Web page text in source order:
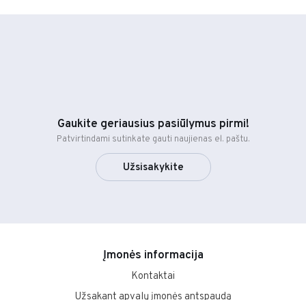
Gaukite geriausius pasiūlymus pirmi!
Patvirtindami sutinkate gauti naujienas el. paštu.
Užsisakykite
Įmonės informacija
Kontaktai
Užsakant apvalų įmonės antspaudą